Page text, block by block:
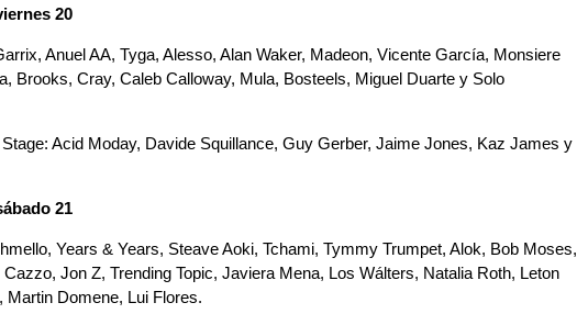
20
Anuel AA, Tyga, Alesso, Alan Waker, Madeon, Vicente García, Monsiere
Brooks, Cray, Caleb Calloway, Mula, Bosteels, Miguel Duarte y Solo
Acid Moday, Davide Squillance, Guy Gerber, Jaime Jones, Kaz James y
21
Years & Years, Steave Aoki, Tchami, Tymmy Trumpet, Alok, Bob Moses,
Jon Z, Trending Topic, Javiera Mena, Los Wálters, Natalia Roth, Leton
Martin Domene, Lui Flores.